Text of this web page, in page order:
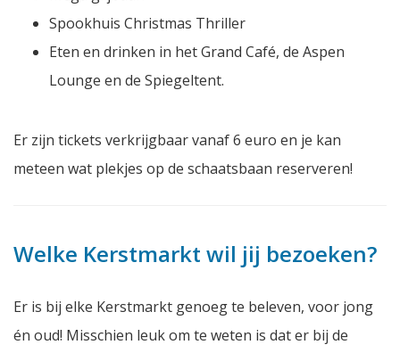
Spookhuis Christmas Thriller
Eten en drinken in het Grand Café, de Aspen
Lounge en de Spiegeltent.
Er zijn tickets verkrijgbaar vanaf 6 euro en je kan
meteen wat plekjes op de schaatsbaan reserveren!
Welke Kerstmarkt wil jij bezoeken?
Er is bij elke Kerstmarkt genoeg te beleven, voor jong
én oud! Misschien leuk om te weten is dat er bij de